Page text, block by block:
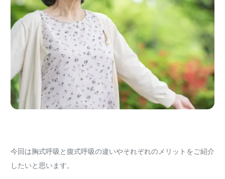
今回は胸式呼吸と腹式呼吸の違いやそれぞれのメリットをご紹介
したいと思います。